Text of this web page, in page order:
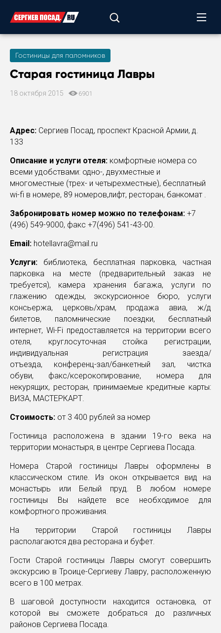
Гостиницы для паломников
Старая гостиница Лавры
18 октября 2015 6901
Адрес: Сергиев Посад, проспект Красной Армии, д.
133
Описание и услуги отеля: комфортные номера со
всеми удобствами: одно-, двухместные и
многоместные (трех- и четырехместные), бесплатный
wi-fi в номере, 89 номеров,лифт, ресторан, банкомат .
Забронировать номер можно по телефонам: +7
(496) 549-9000, факс +7(496) 541-43-00.
Email: hotellavra@mail.ru
Услуги: библиотека, бесплатная парковка, частная
парковка на месте (предварительный заказ не
требуется), камера хранения багажа, услуги по
глажению одежды, экскурсионное бюро, услуги
консьержа, церковь/храм, продажа авиа, ж/д
билетов, паломнические поездки, бесплатный
интернет, Wi-Fi предоставляется на территории всего
отеля, круглосуточная стойка регистрации,
индивидуальная регистрация заезда/
отъезда, конференц-зал/банкетный зал, чистка
обуви, факс/ксерокопирование, номера для
некурящих, ресторан, принимаемые кредитные карты:
ВИЗА, МАСТЕРКАРТ.
Стоимость: от 3 400 рублей за номер
Гостиница расположена в здании 19-го века на
территории монастыря, в центре Сергиева Посада.
Номера Старой гостиницы Лавры оформлены в
классическом стиле. Из окон открывается вид на
монастырь или Белый пруд. В любом номере
гостиницы Вы найдете все необходимое для
комфортного проживания.
На территории Старой гостиницы Лавры
располагаются два ресторана и буфет.
Гости Старой гостиницы Лавры смогут совершить
экскурсию в Троице-Сергиеву Лавру, расположенную
всего в 100 метрах.
В шаговой доступности находится остановка, от
которой вы сможете добраться до различных
районов Сергиева Посада.